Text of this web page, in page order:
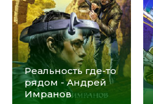
Реальность где-то
рядом - Андрей
Имранов